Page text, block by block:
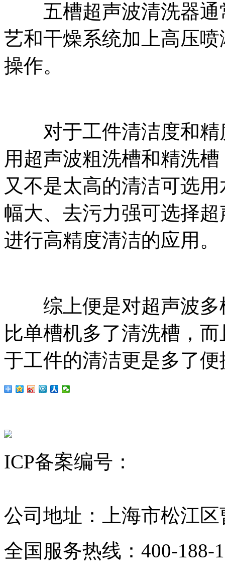
五槽超声波清洗器通
艺和干燥系统加上高压
操作。
对于工件清洁度和精
用超声波粗洗槽和精洗
又不是太高的清洁可选
幅大、去污力强可选择
进行高精度清洁的应用。
综上便是对超声波多
比单槽机多了清洗槽，
于工件的清洁更是多了
ICP备案编号：
公司地址：上海市松江区
全国服务热线：400-188-